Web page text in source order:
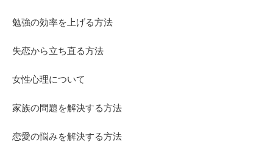
勉強の効率を上げる方法
失恋から立ち直る方法
女性心理について
家族の問題を解決する方法
恋愛の悩みを解決する方法